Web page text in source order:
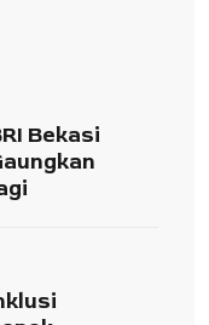
Bekasi